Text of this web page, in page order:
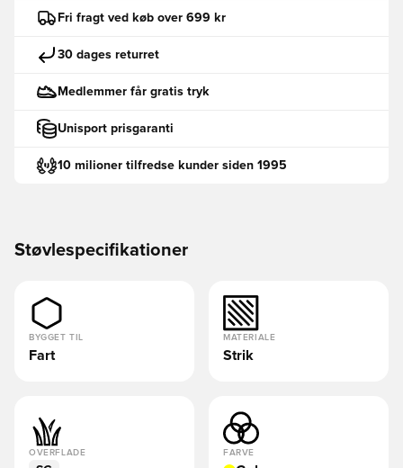
Fri fragt ved køb over 699 kr
30 dages returret
Medlemmer får gratis tryk
Unisport prisgaranti
10 milioner tilfredse kunder siden 1995
Støvlespecifikationer
BYGGET TIL
Fart
MATERIALE
Strik
OVERFLADE FARVE